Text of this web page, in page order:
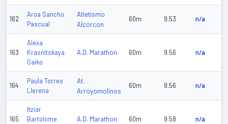
162
Aroa Sancho
Pascual
Atletismo
Alcorcon
60m 9.53 n/a
163
Alexa
Krasnitskaya
Gaiko
A.D. Marathon 60m 9.56 n/a
164
Paula Torres
Llerena
At.
Arroyomolinos
60m 9.56 n/a
165
Itziar
Bartolome
A.D. Marathon 60m 9.58 n/a